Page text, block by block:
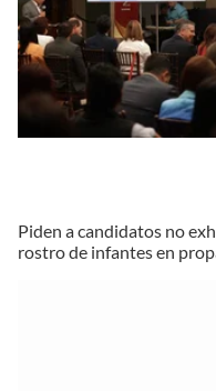
Piden a candidatos no
rostro de infantes en